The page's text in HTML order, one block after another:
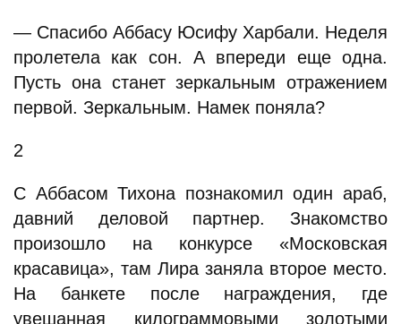
— Спасибо Аббасу Юсифу Харбали. Неделя
пролетела как сон. А впереди еще одна.
Пусть она станет зеркальным отражением
первой. Зеркальным. Намек поняла?
2
С Аббасом Тихона познакомил один араб,
давний деловой партнер. Знакомство
произошло на конкурсе «Московская
красавица», там Лира заняла второе место.
На банкете после награждения, где
увешанная килограммовыми золотыми